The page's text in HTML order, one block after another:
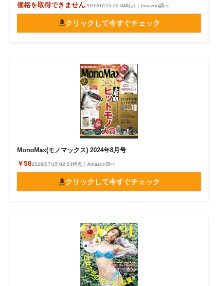
価格を取得できません2026/07/15 02:04時点｜Amazon調べ
クリックして今すぐチェック
MonoMax(モノマックス) 2024年8月号
￥582026/07/15 02:04時点｜Amazon調べ
クリックして今すぐチェック